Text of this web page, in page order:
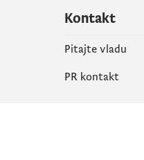
Kontakt
Pitajte vladu
PR kontakt